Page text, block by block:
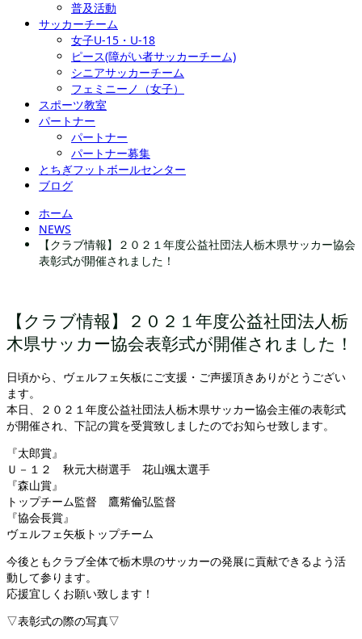
普及活動
サッカーチーム
女子U-15・U-18
ピース(障がい者サッカーチーム)
シニアサッカーチーム
フェミニーノ（女子）
スポーツ教室
パートナー
パートナー
パートナー募集
とちぎフットボールセンター
ブログ
ホーム
NEWS
【クラブ情報】２０２１年度公益社団法人栃木県サッカー協会
表彰式が開催されました！
【クラブ情報】２０２１年度公益社団法人栃
木県サッカー協会表彰式が開催されました！
日頃から、ヴェルフェ矢板にご支援・ご声援頂きありがとうござい
ます。
本日、２０２１年度公益社団法人栃木県サッカー協会主催の表彰式
が開催され、下記の賞を受賞致しましたのでお知らせ致します。
『太郎賞』
Ｕ－１２ 秋元大樹選手 花山颯太選手
『森山賞』
トップチーム監督 鷹觜倫弘監督
『協会長賞』
ヴェルフェ矢板トップチーム
今後ともクラブ全体で栃木県のサッカーの発展に貢献できるよう活
動して参ります。
応援宜しくお願い致します！
▽表彰式の際の写真▽